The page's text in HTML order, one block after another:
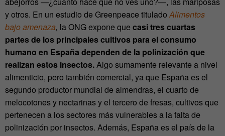
y otros. En un estudio de Greenpeace tituladoAlimentos
bajoamenaza, la ONG expone que casi tres cuartas
partes de los principales cultivos para el consumo
humano en España dependen de la polinización que
realizan estos insectos.Algo sumamente relevante a nivel
alimenticio, pero también comercial, ya que España es el
segundo productor mundial de almendras, el cuarto de
melocotones y nectarinas y el tercero de fresas, cultivos que
pertenecen a los sectores más vulnerables a la falta de
polinización por insectos. Además, España es el país de la